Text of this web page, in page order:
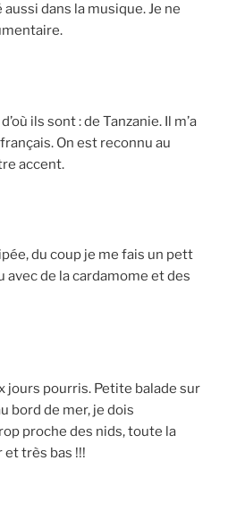
dans la musique. Je ne
ils sont : de Tanzanie. Il m’a
On est reconnu au
accent.
du coup je me fais un pett
avec de la cardamome et des
jours pourris. Petite balade sur
bord de mer, je dois
proche des nids, toute la
très bas !!!